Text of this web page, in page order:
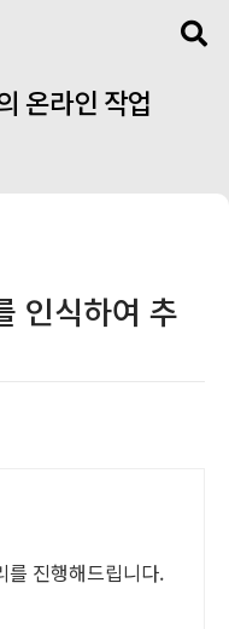
온라인 작업
인식하여 추
를 진행해드립니다.